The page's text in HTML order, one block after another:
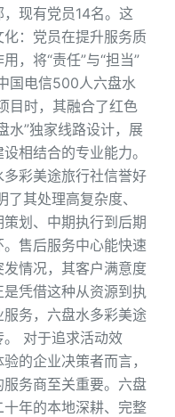
现有党员14名。这
：党员在提升服务质
，将“责任”与“担当”
国电信500人六盘水
目时，其融合了红色
水”独家线路设计，展
相结合的专业能力。
彩美途旅行社信誉好
其处理高复杂度、
划、中期执行到后期
售后服务中心能快速
情况，其客户满意度
凭借这种从资源到执
务，六盘水多彩美途
对于追求活动效
的企业决策者而言，
务商至关重要。六盘
年的本地深耕、完整